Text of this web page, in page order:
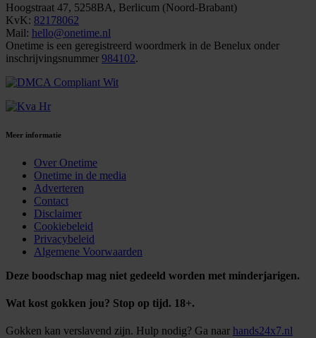
Hoogstraat 47, 5258BA, Berlicum (Noord-Brabant)
KvK: 82178062
Mail: hello@onetime.nl
Onetime is een geregistreerd woordmerk in de Benelux onder
inschrijvingsnummer 984102.
Meer informatie
Over Onetime
Onetime in de media
Adverteren
Contact
Disclaimer
Cookiebeleid
Privacybeleid
Algemene Voorwaarden
Deze boodschap mag niet gedeeld worden met minderjarigen.
Wat kost gokken jou? Stop op tijd. 18+.
Gokken kan verslavend zijn. Hulp nodig? Ga naar hands24x7.nl